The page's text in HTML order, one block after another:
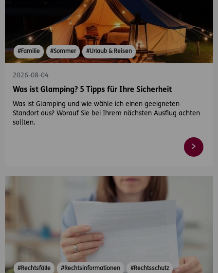
#Familie #Sommer #Urlaub & Reisen
2026-08-04
Was ist Glamping? 5 Tipps für Ihre Sicherheit
Was ist Glamping und wie wähle ich einen geeigneten
Standort aus? Worauf Sie bei Ihrem nächsten Ausflug achten
sollten.
#Rechtsfälle #Rechtsinformationen #Rechtsschutz